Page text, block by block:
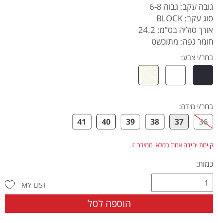
גובה עקב: גבוה 6-8
סוג עקב: BLOCK
אורך סוליה בס"מ: 24.2
חומר גפה: מתוכשט
בחר/י צבע:
בחר/י מידה:
36
37
38
39
40
41
קיימת יחידה אחת במלאי ממידה זו.
כמות:
הוספה לסל
MY LIST